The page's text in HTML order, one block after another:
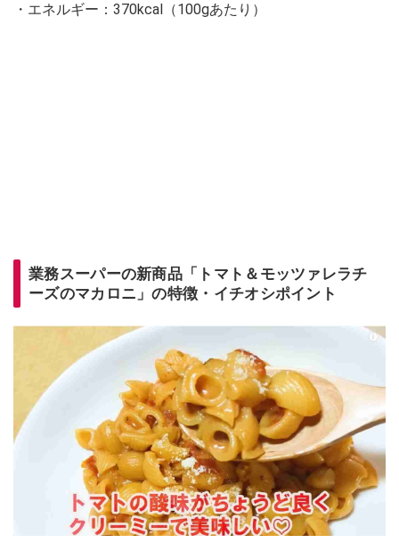
・エネルギー：370kcal（100gあたり）
業務スーパーの新商品「トマト＆モッツァレラチ
ーズのマカロニ」の特徴・イチオシポイント